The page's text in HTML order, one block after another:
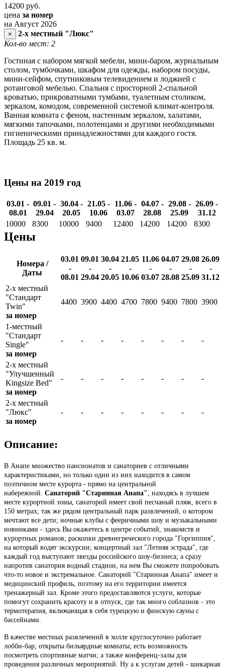
14200 руб.
цена за номер
на Август 2026
×
2-х местный "Люкс"
Кол-во мест: 2
Гостиная с набором мягкой мебели, мини-баром, журнальным
столом, тумбочками, шкафом для одежды, набором посуды,
мини-сейфом, спутниковым телевидением и лоджией с
ротанговой мебелью. Спальня с просторной 2-спальной
кроватью, прикроватными тумбами, туалетным столиком,
зеркалом, комодом, современной системой климат-контроля.
Ванная комната с феном, настенным зеркалом, халатами,
мягкими тапочками, полотенцами и другими необходимыми
гигиеническими принадлежностями для каждого гостя.
Площадь 25 кв. м.
Цены на 2019 год
03.01 -
08.01
09.01 -
29.04
30.04 -
20.05
21.05 -
10.06
11.06 -
03.07
04.07 -
28.08
29.08 -
25.09
26.09 -
31.12
10000
8300 10000 9400 12400 14200 14200 8300
Цены
Номера /
Даты
03.01
-
08.01
09.01
-
29.04
30.04
-
20.05
21.05
-
10.06
11.06
-
03.07
04.07
-
28.08
29.08
-
25.09
26.09
-
31.12
2-х местный
"Стандарт
Twin"
за номер
4400 3900 4400 4700 7800 9400 7800 3900
1-местный
"Стандарт
Single"
за номер
- - - - - - - -
2-х местный
"Улучшенный
Kingsize Bed"
за номер
- - - - - - - -
2-х местный
"Люкс"
за номер
- - - - - - - -
Описание:
В Анапе множество пансионатов и санаториев с отличными
характеристиками, но только один из них находится в самом
поэтичном месте курорта - прямо на центральной
набережной. Санаторий "Старинная Анапа", находясь в лучшем
месте курортной зоны, санаторий имеет свой песчаный пляж, всего в
150 метрах; так же рядом центральный парк развлечений, о котором
мечтают все дети; ночные клубы с фееричными шоу и музыкальными
новинками - здесь Вы окажетесь в центре событий, знакомств и
курортных романов; раскопки древнегреческого города "Горгиппия",
на который водят экскурсии; концертный зал "Летняя эстрада", где
каждый год выступают звезды российского шоу-бизнеса; а сразу
напротив санатория водный стадион, на нем Вы сможете попробовать
что-то новое и экстремальное. Санаторий "Старинная Анапа" имеет и
медицинский профиль, поэтому на его территории имеется
тренажерный зал. Кроме этого предоставляются услуги, которые
помогут сохранить красоту и в отпуск, где так много соблазнов - это
термотерапия, включающая в себя турецкую и финскую сауны с
бассейнами.
В качестве местных развлечений в холле круглосуточно работает
лобби-бар; открыты бильярдные комнаты; есть возможность
посмотреть спортивные матчи; а также конференц-залы для
проведения различных мероприятий. Ну а к услугам детей - шикарная